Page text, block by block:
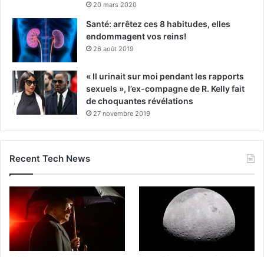
20 mars 2020
Santé: arrêtez ces 8 habitudes, elles
endommagent vos reins!
26 août 2019
« Il urinait sur moi pendant les rapports
sexuels », l’ex-compagne de R. Kelly fait
de choquantes révélations
27 novembre 2019
Recent Tech News